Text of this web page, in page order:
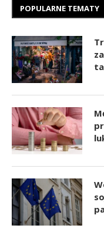
POPULARNE TEMATY